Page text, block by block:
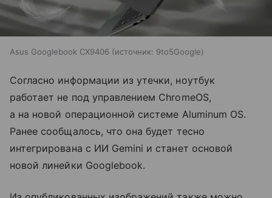
Asus Googlebook CX9406 источник: 9to5Google
Согласно информации из утечки, ноутбук
работает не под управлением ChromeOS,
а на новой операционной системе Aluminum OS.
Ранее сообщалось, что она будет тесно
интегрирована с ИИ Gemini и станет основой
новой линейки Googlebook.